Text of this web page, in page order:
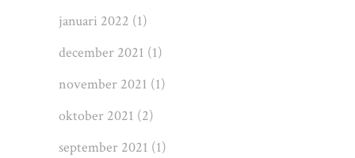
januari 2022 (1)
december 2021 (1)
november 2021 (1)
oktober 2021 (2)
september 2021 (1)